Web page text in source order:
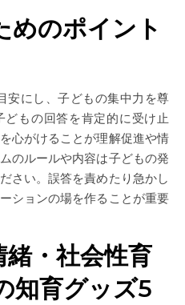
めのポイント
安にし、子どもの集中力を尊
もの回答を肯定的に受け止
心がけることが理解促進や情
のルールや内容は子どもの発
さい。誤答を責めたり急かし
ションの場を作ることが重要
緒・社会性育
知育グッズ5